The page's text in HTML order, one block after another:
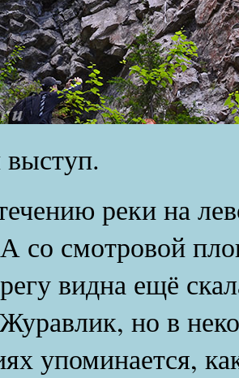
реки на
со смотровой
видна ещё
но в
упоминается,